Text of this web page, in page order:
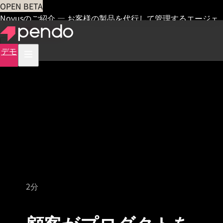
OPEN BETA
Novusのご紹介 — お客様の製品を代行して管理するエージェ
ント 早期アクセス
デモ
2分